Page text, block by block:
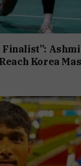
Finalist”:
Korea